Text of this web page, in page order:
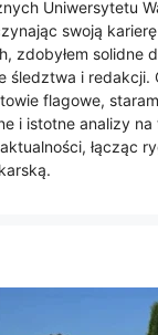
Uniwersytetu
swoją
zdobyłem solidne
śledztwa i redakcji.
flagowe,
i istotne analizy
łącząc